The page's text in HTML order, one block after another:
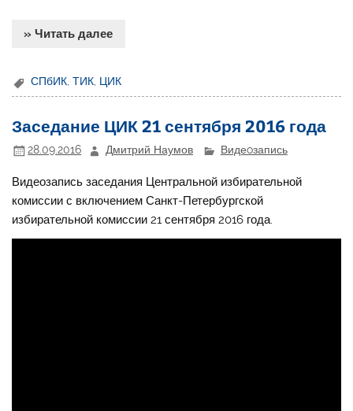
» Читать далее
СПбИК,ТИК, ЦИК
Заседание ЦИК 21 сентября 2016 года
28.09.2016 Дмитрий Наумов Видеoзапись
Видеозапись заседания Центральной избирательной
комиссии с включением Санкт-Петербургской
избирательной комиссии 21 сентября 2016 года.